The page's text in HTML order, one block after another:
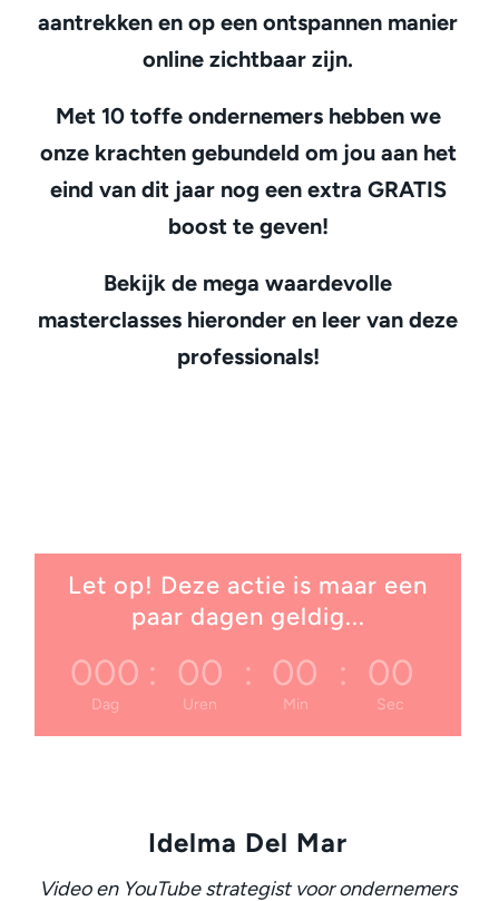
aantrekken en op een ontspannen manier
online zichtbaar zijn.
Met 10 toffe ondernemers hebben we
onze krachten gebundeld om jou aan het
eind van dit jaar nog een extra GRATIS
boost te geven!
Bekijk de mega waardevolle
masterclasses hieronder en leer van deze
professionals!
Let op! Deze actie is maar een
paar dagen geldig...
000
Dag
: 00
Uren
: 00
Min
: 00
Sec
Idelma Del Mar
Video en YouTube strategist voor ondernemers